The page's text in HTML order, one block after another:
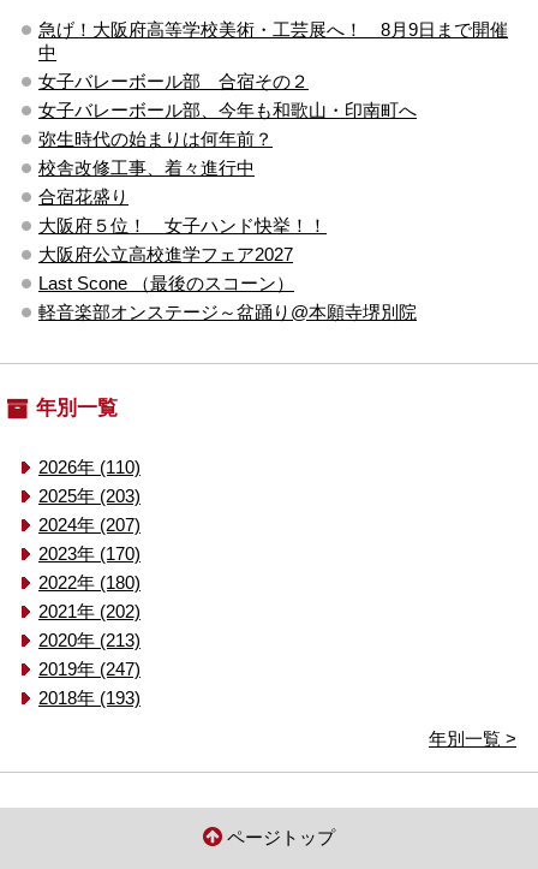
急げ！大阪府高等学校美術・工芸展へ！ 8月9日まで開催
中
女子バレーボール部 合宿その２
女子バレーボール部、今年も和歌山・印南町へ
弥生時代の始まりは何年前？
校舎改修工事、着々進行中
合宿花盛り
大阪府５位！ 女子ハンド快挙！！
大阪府公立高校進学フェア2027
Last Scone （最後のスコーン）
軽音楽部オンステージ～盆踊り@本願寺堺別院
年別一覧
2026年 (110)
2025年 (203)
2024年 (207)
2023年 (170)
2022年 (180)
2021年 (202)
2020年 (213)
2019年 (247)
2018年 (193)
年別一覧 >
ページトップ